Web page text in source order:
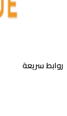
روابط سريعة